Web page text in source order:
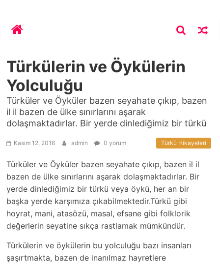
contentBekirhoca.com
Türkülerin ve Öykülerin
Yolculuğu
Türküler ve Öyküler bazen seyahate çıkıp, bazen
il il bazen de ülke sınırlarını aşarak
dolaşmaktadırlar. Bir yerde dinlediğimiz bir türkü
Türkü Hikayeleri
Kasım 12, 2016 admin 0 yorum
Türküler ve Öyküler bazen seyahate çıkıp, bazen il il
bazen de ülke sınırlarını aşarak dolaşmaktadırlar. Bir
yerde dinlediğimiz bir türkü veya öykü, her an bir
başka yerde karşımıza çıkabilmektedir.Türkü gibi
hoyrat, mani, atasözü, masal, efsane gibi folklorik
değerlerin seyatine sıkça rastlamak mümkündür.
Türkülerin ve öykülerin bu yolculuğu bazı insanları
şaşırtmakta, bazen de inanılmaz hayretlere